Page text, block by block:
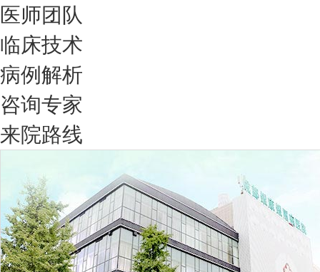
医师团队
临床技术
病例解析
咨询专家
来院路线